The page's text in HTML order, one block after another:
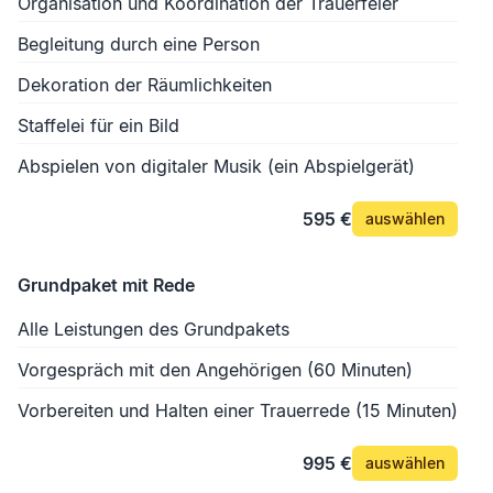
Begleitung durch eine Person
Dekoration der Räumlichkeiten
Staffelei für ein Bild
Abspielen von digitaler Musik (ein Abspielgerät)
595 € auswählen
Grundpaket mit Rede
Alle Leistungen des Grundpakets
Vorgespräch mit den Angehörigen (60 Minuten)
Vorbereiten und Halten einer Trauerrede (15 Minuten)
995 € auswählen